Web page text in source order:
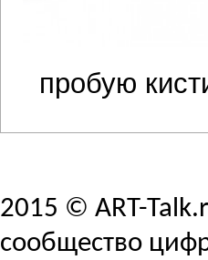
пробую
2015 © ART-
сообщество